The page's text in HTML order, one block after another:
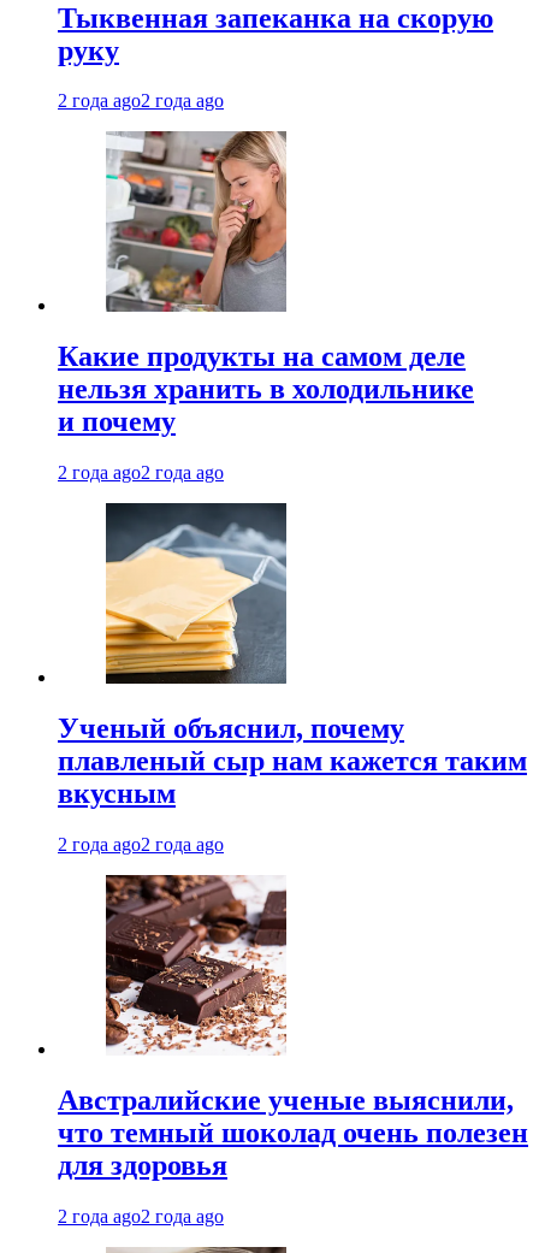
Тыквенная запеканка на скорую
руку
2 года ago2 года ago
Какие продукты на самом деле
нельзя хранить в холодильнике
и почему
2 года ago2 года ago
Ученый объяснил, почему
плавленый сыр нам кажется таким
вкусным
2 года ago2 года ago
Австралийские ученые выяснили,
что темный шоколад очень полезен
для здоровья
2 года ago2 года ago